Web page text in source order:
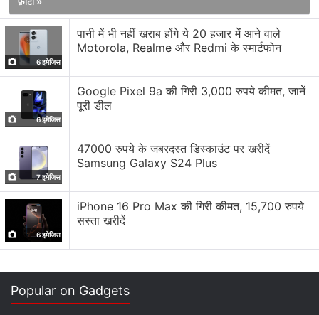
में इससे वैज्ञानिकों को यह निर्धारित करने में मदद मिल सकती है कि
एस्टरॉयड की चांद से टक्कर कब हुई थी। और परिणामस्वरूप, हमारे
प्राकृतिक उपग्रह को बेहतर ढंग से समझने में हमें मदद मिल सकती है।
अंतरिक्ष रहस्यमयी खगोलीय घटनाओं से बना है। जिनके बारे में वैज्ञानिक
अभी तक कुछ अंश भर ही पता लगा सके हैं।
लेटेस्ट टेक न्यूज़,स्मार्टफोन रिव्यूऔर लोकप्रियमोबाइलपर मिलने वाले
एक्सक्लूसिव ऑफर के लिए गैजेट्स 360एंड्रॉयड ऐप डाउनलोड करें और
हमेंगूगल समाचार पर फॉलो करें।
ये भी पढ़े: crater on moon, biggest crater on moon,asteroid
hit moon
moon history
6 इमेजिस
पानी में भी नहीं खराब होंगे ये 20 हजार में आने वाले
Motorola, Realme और Redmi के स्मार्टफोन
6 इमेजिस
Google Pixel 9a की गिरी 3,000 रुपये कीमत, जानें
पूरी डील
7 इमेजिस
47000 रुपये के जबरदस्त डिस्काउंट पर खरीदें
Samsung Galaxy S24 Plus
6 इमेजिस
iPhone 16 Pro Max की गिरी कीमत, 15,700 रुपये
सस्ता खरीदें
Popular on Gadgets